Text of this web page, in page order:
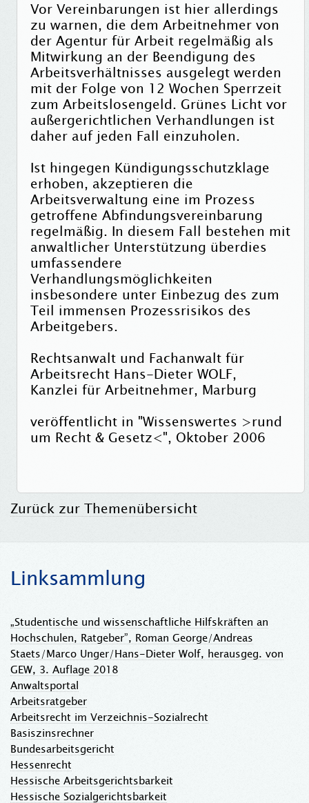
Vor Vereinbarungen ist hier allerdings
zu warnen, die dem Arbeitnehmer von
der Agentur für Arbeit regelmäßig als
Mitwirkung an der Beendigung des
Arbeitsverhältnisses ausgelegt werden
mit der Folge von 12 Wochen Sperrzeit
zum Arbeitslosengeld. Grünes Licht vor
außergerichtlichen Verhandlungen ist
daher auf jeden Fall einzuholen.
Ist hingegen Kündigungsschutzklage
erhoben, akzeptieren die
Arbeitsverwaltung eine im Prozess
getroffene Abfindungsvereinbarung
regelmäßig. In diesem Fall bestehen mit
anwaltlicher Unterstützung überdies
umfassendere
Verhandlungsmöglichkeiten
insbesondere unter Einbezug des zum
Teil immensen Prozessrisikos des
Arbeitgebers.
Rechtsanwalt und Fachanwalt für
Arbeitsrecht Hans-Dieter WOLF,
Kanzlei für Arbeitnehmer, Marburg
veröffentlicht in "Wissenswertes >rund
um Recht & Gesetz<", Oktober 2006
Zurück zur Themenübersicht
Linksammlung
„Studentische und wissenschaftliche Hilfskräften an
Hochschulen, Ratgeber”, Roman George/Andreas
Staets/Marco Unger/Hans-Dieter Wolf, herausgeg. von
GEW, 3. Auflage 2018
Anwaltsportal
Arbeitsratgeber
Arbeitsrecht im Verzeichnis-Sozialrecht
Basiszinsrechner
Bundesarbeitsgericht
Hessenrecht
Hessische Arbeitsgerichtsbarkeit
Hessische Sozialgerichtsbarkeit